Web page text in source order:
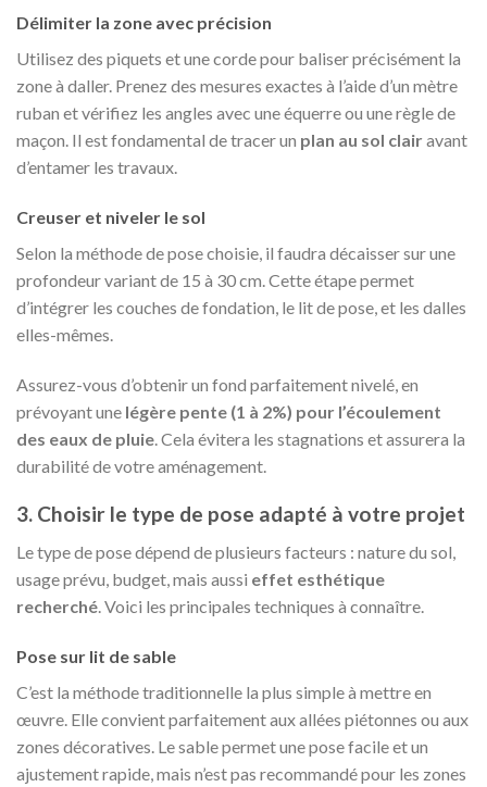
Délimiter la zone avec précision
Utilisez des piquets et une corde pour baliser précisément la
zone à daller. Prenez des mesures exactes à l’aide d’un mètre
ruban et vérifiez les angles avec une équerre ou une règle de
maçon. Il est fondamental de tracer un plan au sol clairavant
d’entamer les travaux.
Creuser et niveler le sol
Selon la méthode de pose choisie, il faudra décaisser sur une
profondeur variant de 15 à 30 cm. Cette étape permet
d’intégrer les couches de fondation, le lit de pose, et les dalles
elles-mêmes.
Assurez-vous d’obtenir un fond parfaitement nivelé, en
prévoyant une légère pente (1 à 2%) pour l’écoulement
des eaux de pluie . Cela évitera les stagnations et assurera la
durabilité de votre aménagement.
3. Choisir le type de pose adapté à votre projet
Le type de pose dépend de plusieurs facteurs : nature du sol,
usage prévu, budget, mais aussi effet esthétique
recherché. Voici les principales techniques à connaître.
Pose sur lit de sable
C’est la méthode traditionnelle la plus simple à mettre en
œuvre. Elle convient parfaitement aux allées piétonnes ou aux
zones décoratives. Le sable permet une pose facile et un
ajustement rapide, mais n’est pas recommandé pour les zones